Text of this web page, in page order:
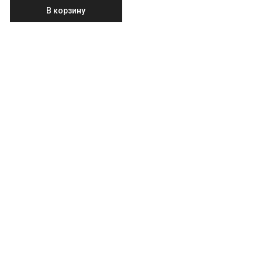
В корзину